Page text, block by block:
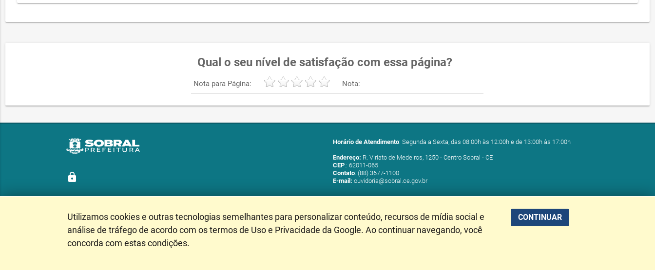
Qual o seu nível de satisfação com essa página?
Nota para Página: Nota:
lock
Horário de Atendimento: Segunda a Sexta, das 08:00h às 12:00h e de 13:00h às 17:00h
Endereço: R. Viriato de Medeiros, 1250 - Centro Sobral - CE
CEP.: 62011-065
Contato: (88) 3677-1100
E-mail: ouvidoria@sobral.ce.gov.br
Siga nossas redes sociais
Utilizamos cookies e outras tecnologias semelhantes para personalizar conteúdo, recursos de mídia social e
análise de tráfego de acordo com os termos de Uso e Privacidade da Google. Ao continuar navegando, você
concorda com estas condições.
CONTINUAR